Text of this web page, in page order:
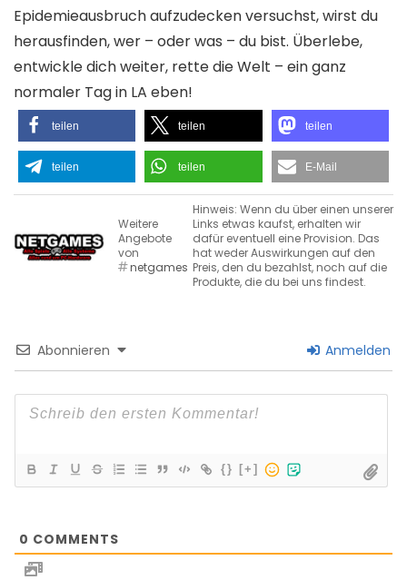
Epidemieausbruch aufzudecken versuchst, wirst du
herausfinden, wer – oder was – du bist. Überlebe,
entwickle dich weiter, rette die Welt – ein ganz
normaler Tag in LA eben!
teilen teilen teilen
teilen teilen E-Mail
Weitere
Angebote
von
netgames
Hinweis: Wenn du über einen unserer
Links etwas kaufst, erhalten wir
dafür eventuell eine Provision. Das
hat weder Auswirkungen auf den
Preis, den du bezahlst, noch auf die
Produkte, die du bei uns findest.
Abonnieren Anmelden
{} [+]
0 COMMENTS